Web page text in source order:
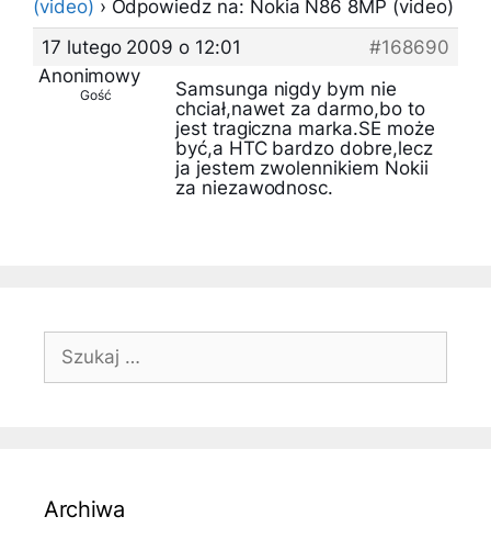
(video) › Odpowiedz na: Nokia N86 8MP (video)
17 lutego 2009 o 12:01
#168690
Anonimowy
Gość
Samsunga nigdy bym nie
chciał,nawet za darmo,bo to
jest tragiczna marka.SE może
być,a HTC bardzo dobre,lecz
ja jestem zwolennikiem Nokii
za niezawodnosc.
Szukaj:
Archiwa